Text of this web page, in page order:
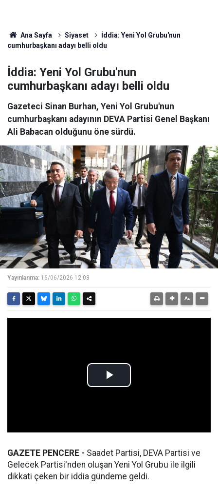
Ana Sayfa Siyaset
İddia: Yeni Yol Grubu'nun
cumhurbaşkanı adayı belli oldu
İddia: Yeni Yol Grubu'nun
cumhurbaşkanı adayı belli oldu
Gazeteci Sinan Burhan, Yeni Yol Grubu'nun
cumhurbaşkanı adayının DEVA Partisi Genel Başkanı
Ali Babacan olduğunu öne sürdü.
Yayınlanma: 16/06/2026 12:03
GAZETE PENCERE - Saadet Partisi, DEVA Partisi ve
Gelecek Partisi'nden oluşan Yeni Yol Grubu ile ilgili
dikkati çeken bir iddia gündeme geldi.